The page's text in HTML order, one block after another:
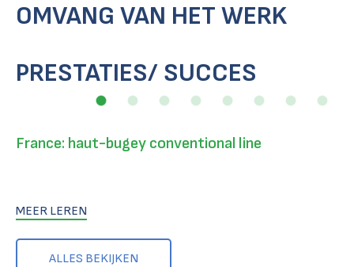
OMVANG VAN HET WERK
PRESTATIES/ SUCCES
ALLES BEKIJKEN
France: haut-bugey conventional line
MEER LEREN